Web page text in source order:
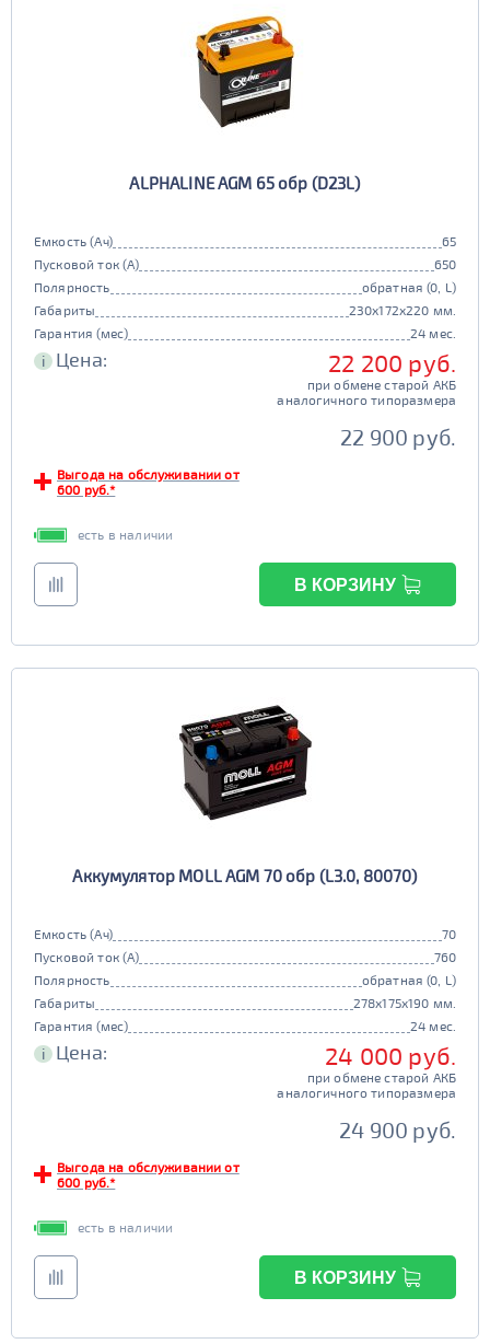
ALPHALINE AGM 65 обр (D23L)
Емкость (Ач)
65
Пусковой ток (А)
650
Полярность
обратная (0, L)
Габариты
230x172x220 мм.
Гарантия (мес)
24 мес.
i Цена: 22 200 руб.
при обмене старой АКБ
аналогичного типоразмера
22 900 руб.
Выгода на обслуживании от
600 руб.*
есть в наличии
В КОРЗИНУ
Аккумулятор MOLL AGM 70 обр (L3.0, 80070)
Емкость (Ач)
70
Пусковой ток (А)
760
Полярность
обратная (0, L)
Габариты
278x175x190 мм.
Гарантия (мес)
24 мес.
i Цена: 24 000 руб.
при обмене старой АКБ
аналогичного типоразмера
24 900 руб.
Выгода на обслуживании от
600 руб.*
есть в наличии
В КОРЗИНУ